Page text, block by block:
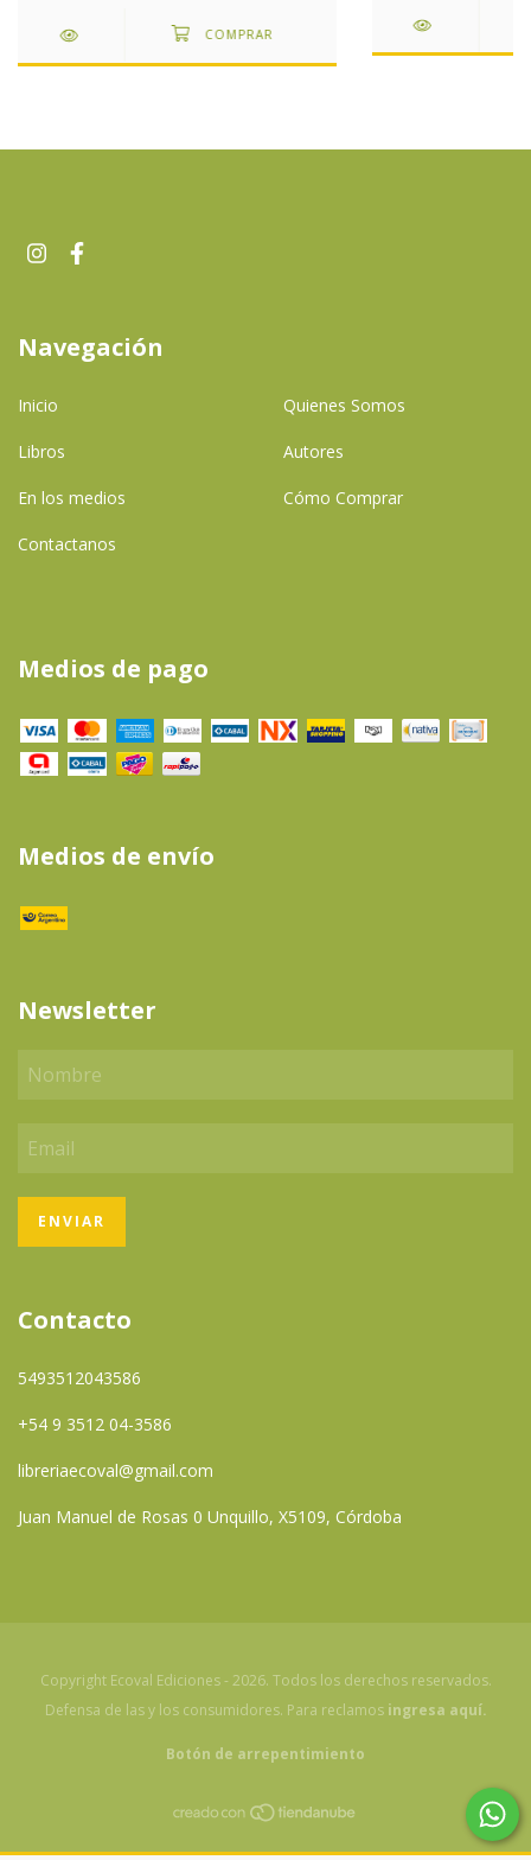
Navegación
Inicio Quienes Somos
Libros Autores
En los medios Cómo Comprar
Contactanos
Medios de pago
Medios de envío
Newsletter
Contacto
5493512043586
+54 9 3512 04-3586
libreriaecoval@gmail.com
Juan Manuel de Rosas 0 Unquillo, X5109, Córdoba
Copyright Ecoval Ediciones - 2026. Todos los derechos reservados.
Defensa de las y los consumidores. Para reclamos ingresa aquí.
Botón de arrepentimiento